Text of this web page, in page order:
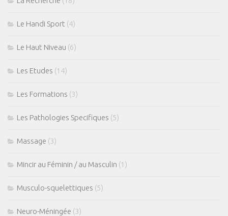
Le Handi Sport (4)
Le Haut Niveau (6)
Les Etudes (14)
Les Formations (3)
Les Pathologies Specifiques (5)
Massage (3)
Mincir au Féminin / au Masculin (1)
Musculo-squelettiques (5)
Neuro-Méningée (3)